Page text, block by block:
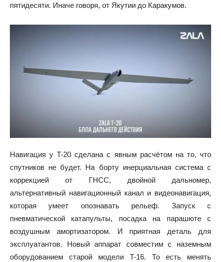
пятидесяти. Иначе говоря, от Якутии до Каракумов.
Навигация у T-20 сделана с явным расчётом на то, что
спутников не будет. На борту инерциальная система с
коррекцией от ГНСС, двойной дальномер,
альтернативный навигационный канал и видеонавигация,
которая умеет опознавать рельеф. Запуск с
пневматической катапульты, посадка на парашюте с
воздушным амортизатором. И приятная деталь для
эксплуатантов. Новый аппарат совместим с наземным
оборудованием старой модели T-16. То есть менять